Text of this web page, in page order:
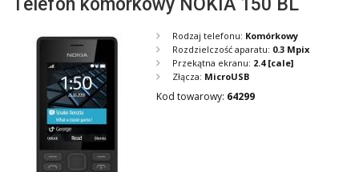
Telefon komórkowy NOKIA 150 BL
Rodzaj telefonu: Komórkowy
Rozdzielczość aparatu: 0.3 Mpix
Przekątna ekranu: 2.4 [cale]
Złącza: MicroUSB
Kod towarowy: 64299